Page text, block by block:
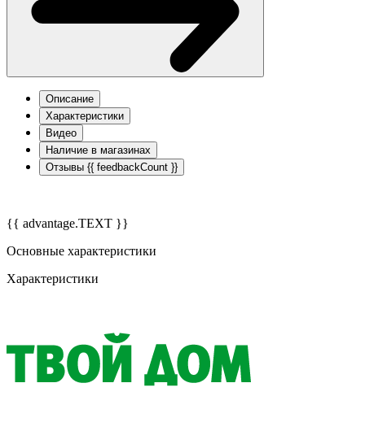
Описание
Характеристики
Видео
Наличие в магазинах
Отзывы {{ feedbackCount }}
{{ advantage.TEXT }}
Основные характеристики
Характеристики